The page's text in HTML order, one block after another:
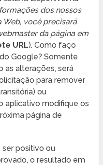
dos nossos
você precisará
da página em
URL). Como faço
Google? Somente
as alterações, será
para remover
ou
aplicativo modifique os
página de
positivo ou
o resultado em